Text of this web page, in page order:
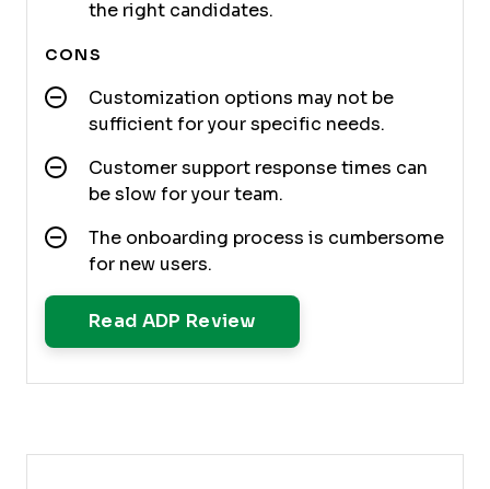
the right candidates.
CONS
Customization options may not be
sufficient for your specific needs.
Customer support response times can
be slow for your team.
The onboarding process is cumbersome
for new users.
Read ADP ReviewOpens New Window